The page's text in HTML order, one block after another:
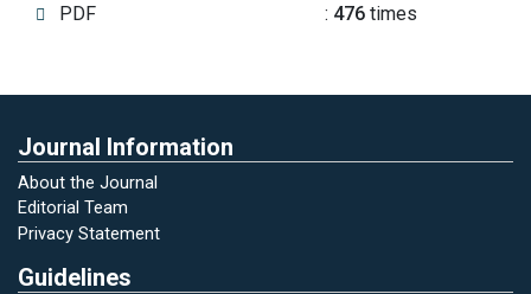
PDF
: 476times
Journal Information
About the Journal
Editorial Team
Privacy Statement
Guidelines